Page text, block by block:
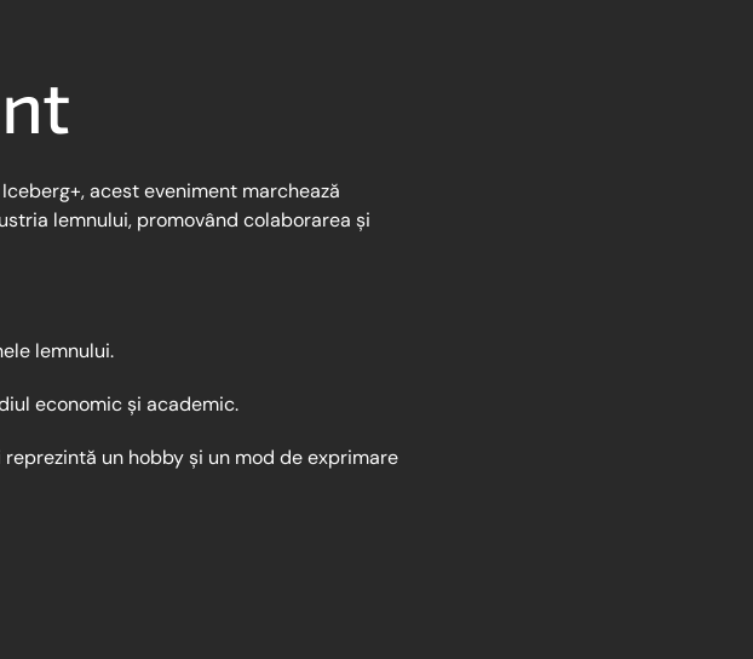
acest eveniment marchează
lemnului, promovând colaborarea și
lemnului.
economic și academic.
un hobby și un mod de exprimare